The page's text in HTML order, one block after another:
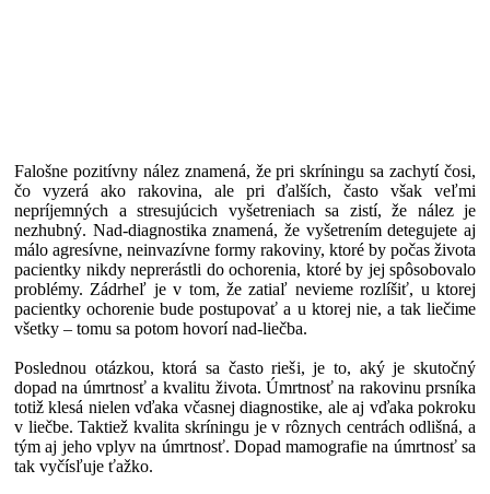
Falošne pozitívny nález znamená, že pri skríningu sa zachytí čosi,
čo vyzerá ako rakovina, ale pri ďalších, často však veľmi
nepríjemných a stresujúcich vyšetreniach sa zistí, že nález je
nezhubný. Nad-diagnostika znamená, že vyšetrením detegujete aj
málo agresívne, neinvazívne formy rakoviny, ktoré by počas života
pacientky nikdy neprerástli do ochorenia, ktoré by jej spôsobovalo
problémy. Zádrheľ je v tom, že zatiaľ nevieme rozlíšiť, u ktorej
pacientky ochorenie bude postupovať a u ktorej nie, a tak liečime
všetky – tomu sa potom hovorí nad-liečba.
Poslednou otázkou, ktorá sa často rieši, je to, aký je skutočný
dopad na úmrtnosť a kvalitu života. Úmrtnosť na rakovinu prsníka
totiž klesá nielen vďaka včasnej diagnostike, ale aj vďaka pokroku
v liečbe. Taktiež kvalita skríningu je v rôznych centrách odlišná, a
tým aj jeho vplyv na úmrtnosť. Dopad mamografie na úmrtnosť sa
tak vyčísľuje ťažko.